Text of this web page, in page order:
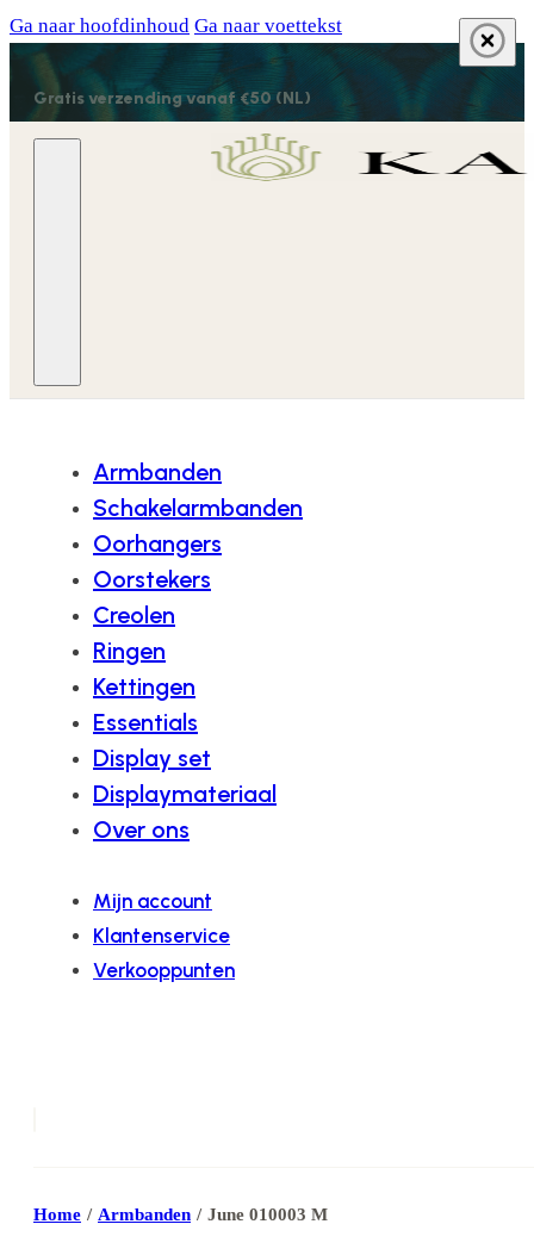
Ga naar hoofdinhoud Ga naar voettekst
Gratis verzending vanaf €50 (NL)
Armbanden
Schakelarmbanden
Oorhangers
Oorstekers
Creolen
Ringen
Kettingen
Essentials
Display set
Displaymateriaal
Over ons
Mijn account
Klantenservice
Verkooppunten
Home / Armbanden / June 010003 M